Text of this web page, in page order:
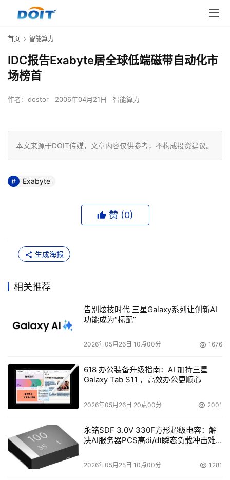
首页 智能算力
IDC报告Exabyte居全球低端磁带自动化市
场榜首
作者： dostor 2006年04月21日 智能算力
本文来源于DOIT传媒，文章内容仅供参考，不构成投资建议。
Exabyte
赞 (0)
生成海报
相关推荐
告别炫技时代 三星Galaxy系列让创新AI
功能成为“标配”
2026年05月26日 10点00分 1676
618 办公装备升级指南：AI 加持三星
Galaxy Tab S11 ，高效办公更顺心
2026年05月26日 20点00分 2001
永铭SDF 3.0V 330F方形超级电容：解
决AI服务器PCS高di/dt瞬态负载冲击难
2026年05月25日 10点00分 1281